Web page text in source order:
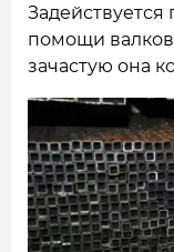
помощи
зачастую она